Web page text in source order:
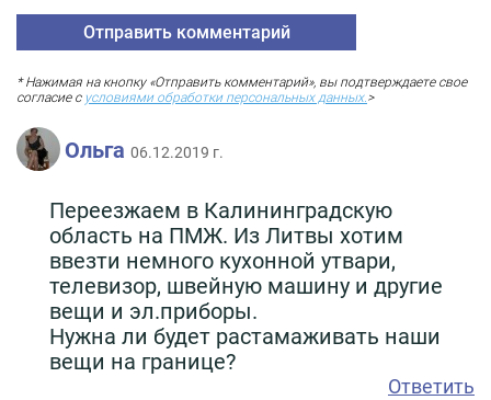
* Нажимая на кнопку «Отправить комментарий», вы подтверждаете свое
согласие с условиями обработки персональных данных.>
Ольга 06.12.2019 г.
Переезжаем в Калининградскую
область на ПМЖ. Из Литвы хотим
ввезти немного кухонной утвари,
телевизор, швейную машину и другие
вещи и эл.приборы.
Нужна ли будет растамаживать наши
вещи на границе?
Ответить